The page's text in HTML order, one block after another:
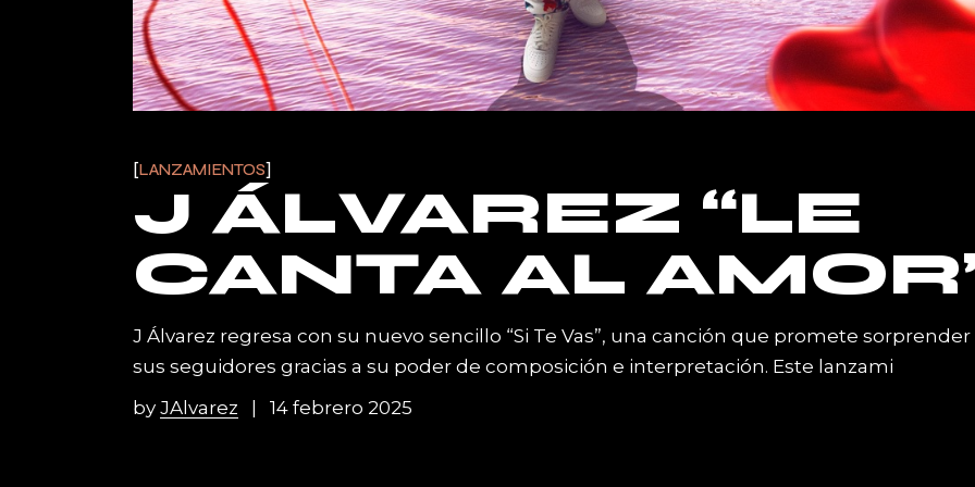
LANZAMIENTOS
J ÁLVAREZ “LE
CANTA AL
J Álvarez regresa con su nuevo sencillo “Si Te Vas”, una canción que promete sorprender
sus seguidores gracias a su poder de composición e interpretación. Este lanzami
by JAlvarez 14 febrero 2025